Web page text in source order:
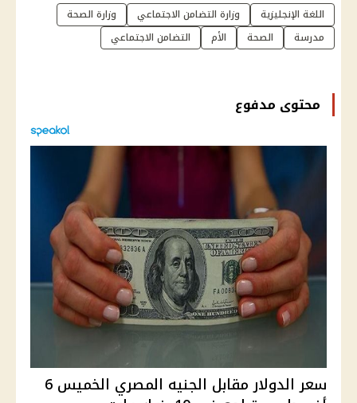
اللغة الإنجليزية وزارة التضامن الاجتماعي
وزارة الصحة
مدرسة
الصحة الأم التضامن الاجتماعي
محتوى مدفوع
سعر الدولار مقابل الجنيه المصري الخميس 6